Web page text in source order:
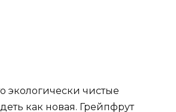
чистые
как новая. Грейпфрут